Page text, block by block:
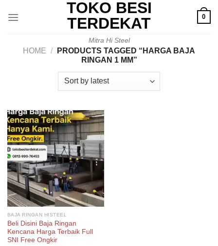
TOKO BESI
TERDEKAT
Mitra Hi Steel
0
HOME /
PRODUCTS TAGGED “HARGA BAJA
RINGAN 1 MM”
BAJA RINGAN HISTEEL
Beli Disini Baja Ringan
Kencana Harga Terbaik Full
SNI Free Ongkir